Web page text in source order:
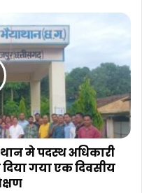
मे पदस्थ अधिकारी
दिया गया एक दिवसीय